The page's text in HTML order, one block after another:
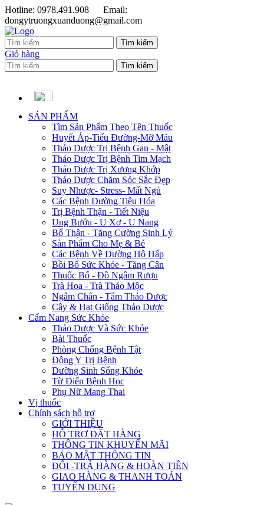
Hotline: 0978.491.908
Email:
dongytruongxuanduong@gmail.com
Giỏ hàng
SẢN PHẨM
Tìm Sản Phẩm Theo Tên Thuốc
Huyết Áp-Tiểu Đường-Mỡ Máu
Thảo Dược Trị Bệnh Gan - Mật
Thảo Dược Trị Bệnh Tim Mạch
Thảo Dược Trị Xương Khớp
Thảo Dược Chăm Sóc Sắc Đẹp
Suy Nhược- Stress- Mất Ngủ
Các Bệnh Đường Tiêu Hóa
Trị Bệnh Thận - Tiết Niệu
Ung Bướu - U Xơ - U Nang
Bổ Thận - Tăng Cường Sinh Lý
Sản Phẩm Cho Mẹ & Bé
Các Bệnh Về Đường Hô Hấp
Bồi Bổ Sức Khỏe - Tăng Cân
Thuốc Bổ - Đồ Ngâm Rượu
Trà Hoa - Trà Thảo Mộc
Ngâm Chân - Tắm Thảo Dược
Cây & Hạt Giống Thảo Dược
Cẩm Nang Sức Khỏe
Thảo Dược Và Sức Khỏe
Bài Thuốc
Phòng Chống Bệnh Tật
Đông Y Trị Bệnh
Dưỡng Sinh Sống Khỏe
Từ Điển Bệnh Học
Phụ Nữ Mang Thai
Vị thuốc
Chính sách hỗ trợ
GIỚI THIỆU
HỖ TRỢ ĐẶT HÀNG
THÔNG TIN KHUYẾN MÃI
BẢO MẬT THÔNG TIN
ĐỔI -TRẢ HÀNG & HOÀN TIỀN
GIAO HÀNG & THANH TOÁN
TUYỂN DỤNG